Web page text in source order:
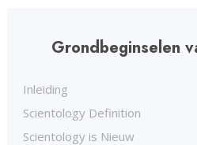
Grondbeginselen
Inleiding
Scientology Definition
Scientology is Nieuw